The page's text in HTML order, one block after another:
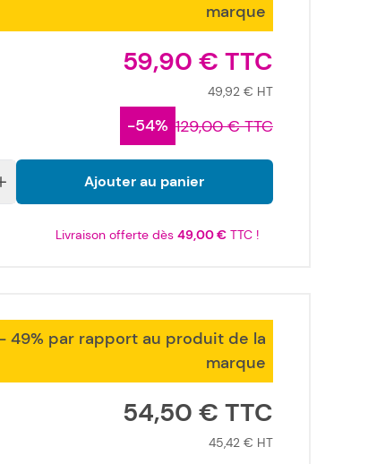
marque
59,90 €
49,92 €
-54% 129,00 €
Ajouter au panier
Livraison offerte dès 49,00 €TTC !
- 49% par rapport au produit de la
marque
54,50 €
45,42 €